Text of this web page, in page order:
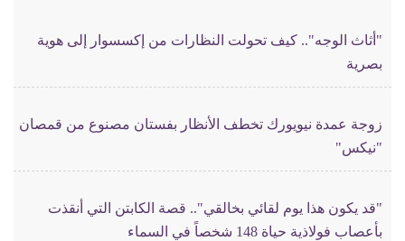
"أثاث الوجه".. كيف تحولت النظارات من إكسسوار إلى هوية
بصرية
زوجة عمدة نيويورك تخطف الأنظار بفستان مصنوع من قمصان
"نيكس"
"قد يكون هذا يوم لقائي بخالقي".. قصة الكابتن التي أنقذت
بأعصاب فولاذية حياة 148 شخصاً في السماء